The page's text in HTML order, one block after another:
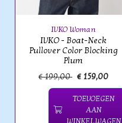
IVKO Woman
IVKO - Boat-Neck
Pullover Color Blocking
Plum
€ 199,00 € 159,00
TOEVOEGEN
AAN
WINKELWAGEN